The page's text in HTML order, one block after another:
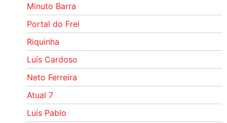
Minuto Barra
Portal do Frei
Riquinha
Luís Cardoso
Neto Ferreira
Atual 7
Luís Pablo